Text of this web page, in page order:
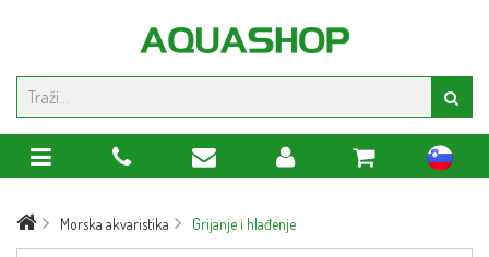
Morska akvaristika Grijanje i hlađenje